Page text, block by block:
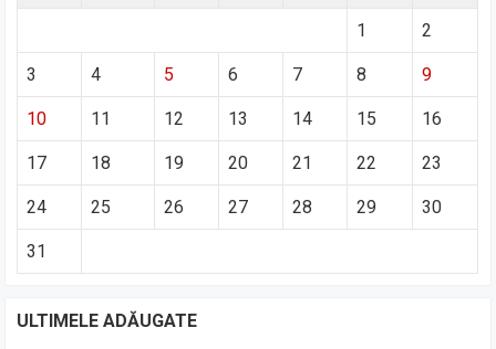
1 2
3 4 5 6 7 8 9
10 11 12 13 14 15 16
17 18 19 20 21 22 23
24 25 26 27 28 29 30
31
ULTIMELE ADĂUGATE